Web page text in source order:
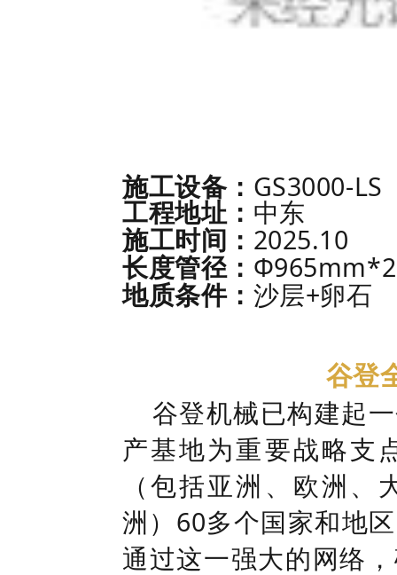
施工设备： GS3000-LS
工程地址： 中东
施工时间： 2025.10
长度管径：
地质条件： 沙层+卵石
谷登
谷登机械已构建起
产基地为重要战略支
（包括亚洲、欧洲
洲）60多个国家和地
通过这一强大的网络